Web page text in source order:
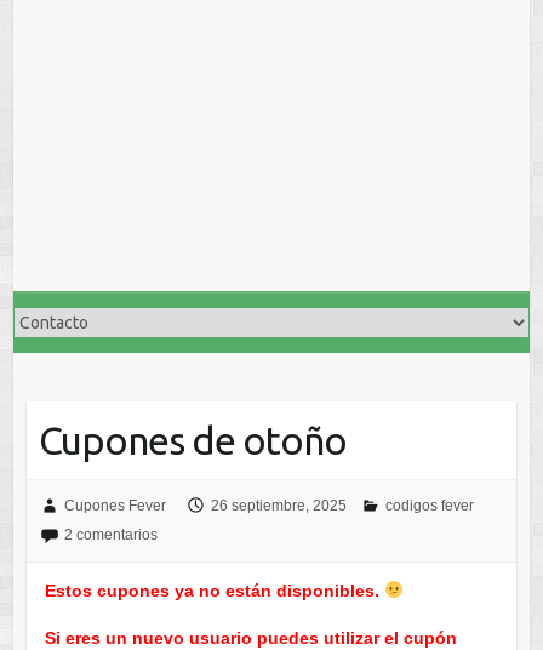
Cupones de otoño
Cupones Fever 26 septiembre, 2025
codigos fever
2 comentarios
Estos cupones ya no están disponibles.
Si eres un nuevo usuario puedes utilizar el cupón